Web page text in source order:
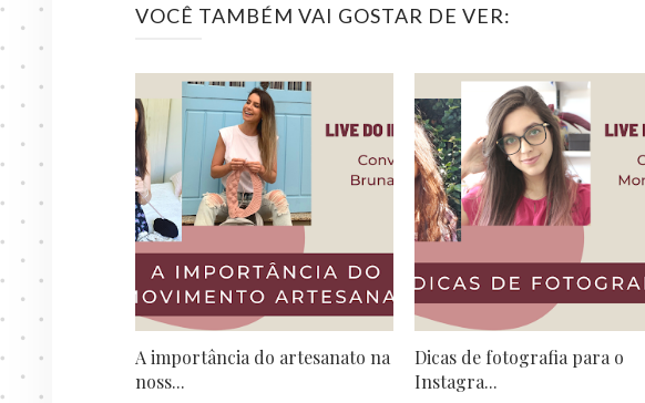
VOCÊ TAMBÉM VAI GOSTAR DE VER:
A importância do artesanato na
noss...
Dicas de fotografia para o
Instagra...